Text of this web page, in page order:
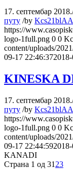
17. септембар 2018.
путу /by Kcs21blAA
https://
logo-1full.png 0 0
content/uploads/
09-17 22:46:37
KINESKA
17. септембар 2018.
путу /by Kcs21blAA
https://
logo-1full.png 0 0
content/uploads/
09-17 22:44:59
KANADI
Страна 1 од 31 23